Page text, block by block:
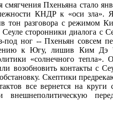
Пхеньяна стало
КНДР к «оси зла».
тон разговора с режимом
сторонники диалога с
ног -- Пхеньян совсем
к Югу, лишив Ким Дэ
«солнечного тепла».
возобновить контакты с
Скептики
все вернется на круги